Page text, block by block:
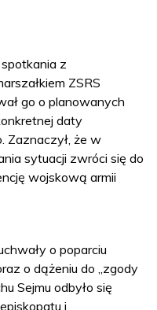
z
ZSRS
go o planowanych
daty
Zaznaczył, że w
sytuacji zwróci się do
wojskową armii
o poparciu
o dążeniu do „zgody
Sejmu odbyło się
i